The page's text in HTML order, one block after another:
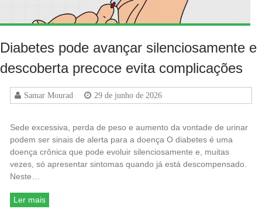
Diabetes pode avançar silenciosamente e
descoberta precoce evita complicações
Samar Mourad 29 de junho de 2026
Sede excessiva, perda de peso e aumento da vontade de urinar
podem ser sinais de alerta para a doença O diabetes é uma
doença crônica que pode evoluir silenciosamente e, muitas
vezes, só apresentar sintomas quando já está descompensado.
Neste…
Ler mais